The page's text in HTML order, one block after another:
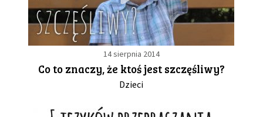
14 sierpnia 2014
Co to znaczy, że ktoś jest szczęśliwy?
Dzieci